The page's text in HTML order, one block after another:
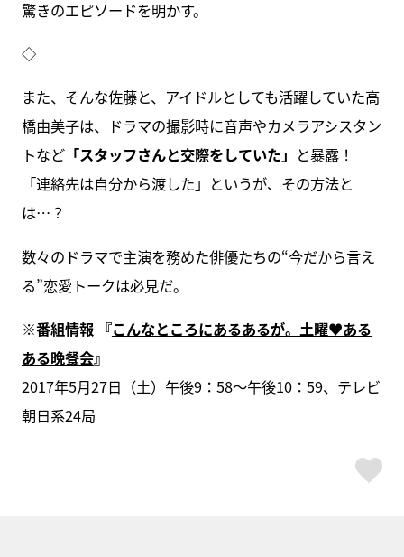
驚きのエピソードを明かす。
◇
また、そんな佐藤と、アイドルとしても活躍していた高
橋由美子は、ドラマの撮影時に音声やカメラアシスタン
トなど「スタッフさんと交際をしていた」 と暴露！
「連絡先は自分から渡した」というが、その方法と
は…？
数々のドラマで主演を務めた俳優たちの“今だから言え
る”恋愛トークは必見だ。
※番組情報 『こんなところにあるあるが。土曜♥ある
ある晩餐会』
2017年5月27日（土）午後9：58～午後10：59、テレビ
朝日系24局